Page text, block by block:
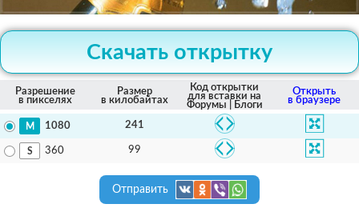
Скачать открытку
Разрешение
в пикселях
Размер
в килобайтах
Код открытки
для вставки на
Форумы | Блоги
Открыть
в браузере
1080 241
360 99
Отправить